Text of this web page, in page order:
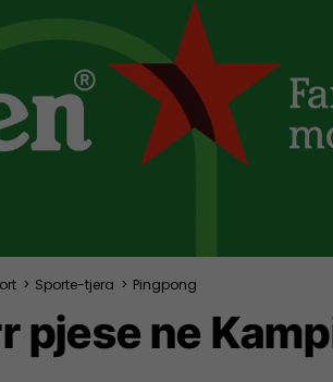
> Sporte-tjera > Pingpong
pjese ne